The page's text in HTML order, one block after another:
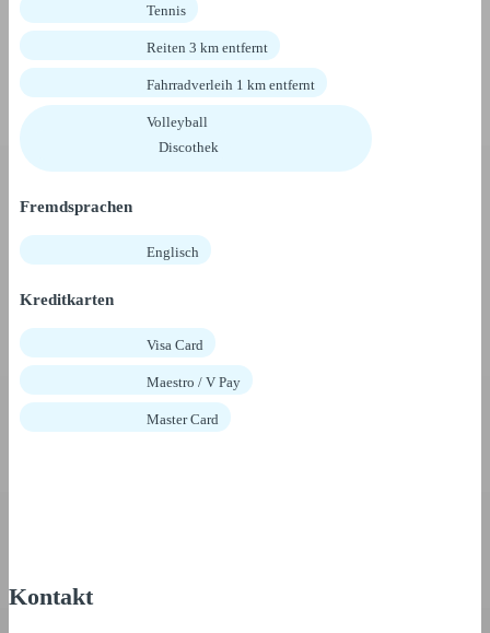
Tennis
Reiten 3 km entfernt
Fahrradverleih 1 km entfernt
Volleyball
Discothek
Fremdsprachen
Englisch
Kreditkarten
Visa Card
Maestro / V Pay
Master Card
Kontakt